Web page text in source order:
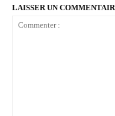
LAISSER UN